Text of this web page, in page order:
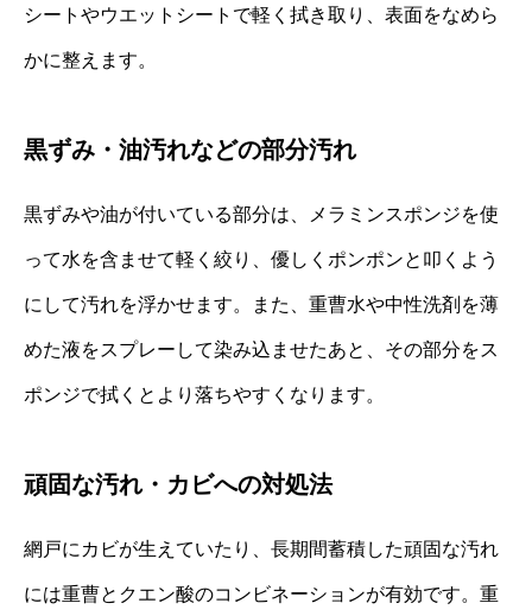
シートやウエットシートで軽く拭き取り、表面をなめら
かに整えます。
黒ずみ・油汚れなどの部分汚れ
黒ずみや油が付いている部分は、メラミンスポンジを使
って水を含ませて軽く絞り、優しくポンポンと叩くよう
にして汚れを浮かせます。また、重曹水や中性洗剤を薄
めた液をスプレーして染み込ませたあと、その部分をス
ポンジで拭くとより落ちやすくなります。
頑固な汚れ・カビへの対処法
網戸にカビが生えていたり、長期間蓄積した頑固な汚れ
には重曹とクエン酸のコンビネーションが有効です。重